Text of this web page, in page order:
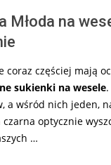
Młoda na
coraz częściej mają
sukienki na wesele
a wśród nich jeden,
optycznie
…